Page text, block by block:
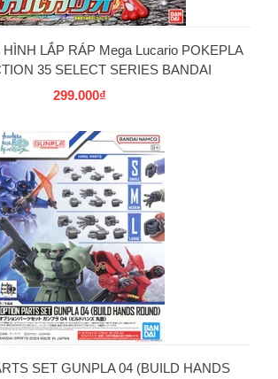
LẮP RÁP Mega Lucario POKEPLA
35 SELECT SERIES BANDAI
299.000₫
SET GUNPLA 04 (BUILD HANDS